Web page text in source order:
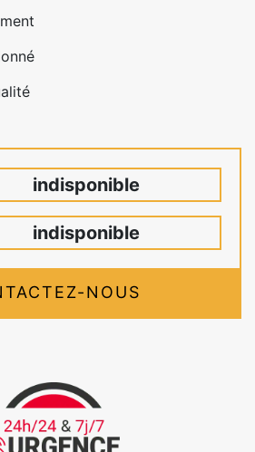
indisponible
indisponible
NOUS